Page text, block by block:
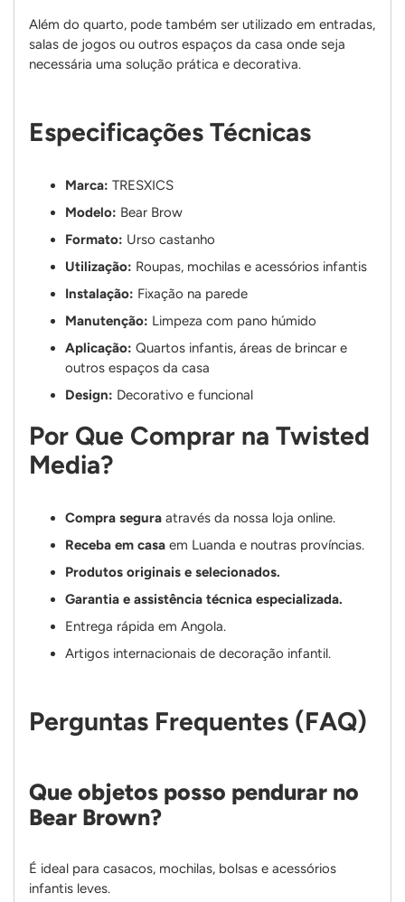
Além do quarto, pode também ser utilizado em entradas,
salas de jogos ou outros espaços da casa onde seja
necessária uma solução prática e decorativa.
Especificações Técnicas
Marca: TRESXICS
Modelo: Bear Brow
Formato: Urso castanho
Utilização: Roupas, mochilas e acessórios infantis
Instalação: Fixação na parede
Manutenção: Limpeza com pano húmido
Aplicação: Quartos infantis, áreas de brincar e
outros espaços da casa
Design: Decorativo e funcional
Por Que Comprar na Twisted
Media?
Compra segura através da nossa loja online.
Receba em casa em Luanda e noutras províncias.
Produtos originais e selecionados.
Garantia e assistência técnica especializada.
Entrega rápida em Angola.
Artigos internacionais de decoração infantil.
Perguntas Frequentes (FAQ)
Que objetos posso pendurar no
Bear Brown?
É ideal para casacos, mochilas, bolsas e acessórios
infantis leves.